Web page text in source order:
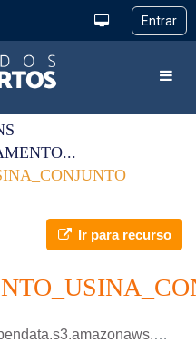
Ir para recurso
RELACIONAMENTO_USINA_CONJUNTO.parquet